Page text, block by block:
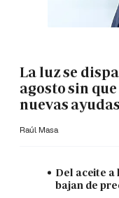
La luz se
agosto sin
nuevas ayudas
Raúl Masa
Del aceite
bajan de